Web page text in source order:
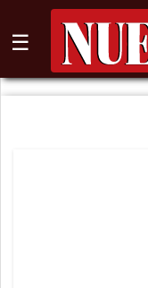
☰
⌕